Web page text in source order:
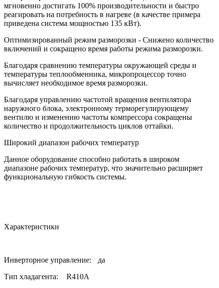
мгновенно достигать 100% производительности и быстро
реагировать на потребность в нагреве (в качестве примера
приведена система мощностью 135 кВт).
Оптимизированный режим разморозки - Снижено количество
включений и сокращено время работы режима разморозки.
Благодаря сравнению температуры окружающей среды и
температуры теплообменника, микропроцессор точно
вычисляет необходимое время разморозки.
Благодаря управлению частотой вращения вентилятора
наружного блока, электронному терморегулирующему
вентилю и изменению частоты компрессора сокращены
количество и продолжительность циклов оттайки.
Широкий диапазон рабочих температур
Данное оборудование способно работать в широком
диапазоне рабочих температур, что значительно расширяет
функциональную гибкость системы.
Характеристики
Инверторное управление:
да
Тип хладагента:
R410A